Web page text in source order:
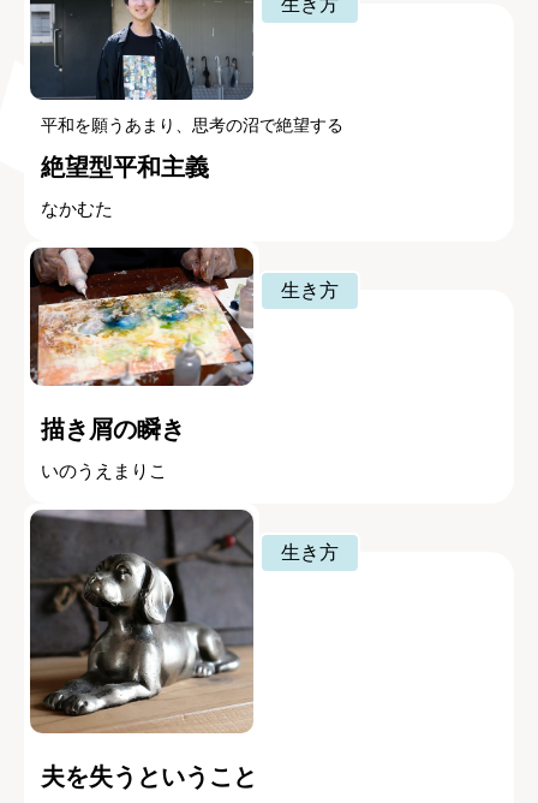
生き方
平和を願うあまり、思考の沼で絶望する
絶望型平和主義
なかむた
生き方
描き屑の瞬き
いのうえまりこ
生き方
夫を失うということ